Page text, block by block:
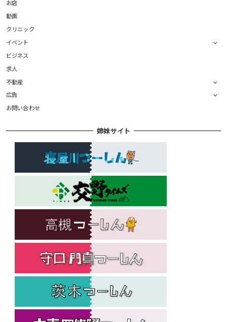
お店
動画
クリニック
イベント
ビジネス
求人
不動産
広告
お問い合わせ
姉妹サイト